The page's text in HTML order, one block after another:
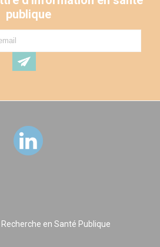
publique
en Santé Publique